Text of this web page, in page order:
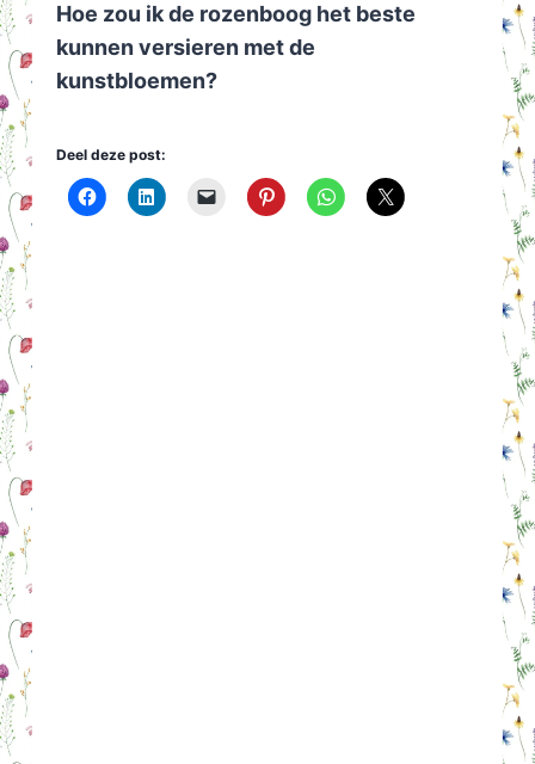
Hoe zou ik de rozenboog het beste
kunnen versieren met de
kunstbloemen?
Deel deze post: